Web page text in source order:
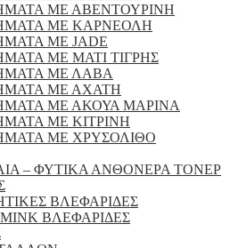
ΜΕ ΑΒΕΝΤΟΥΡΙΝΗ
ΜΕ ΚΑΡΝΕΟΛΗ
ΜΕ JADE
ΜΕ ΜΑΤΙ ΤΙΓΡΗΣ
ΜΕ ΛΑΒΑ
ΜΕ ΑΧΑΤΗ
ΜΕ ΑΚΟΥΑ ΜΑΡΙΝΑ
ΜΕ ΚΙΤΡΙΝΗ
ΜΕ ΧΡΥΣΟΛΙΘΟ
– ΦΥΤΙΚΑ ΑΝΘΟΝΕΡΑ ΤΟΝΕΡ
ΒΛΕΦΑΡΙΔΕΣ
MINK ΒΛΕΦΑΡΙΔΕΣ